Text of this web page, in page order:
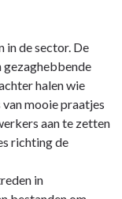
in de sector. De
gezaghebbende
halen wie
mooie praatjes
aan te zetten
richting de
in